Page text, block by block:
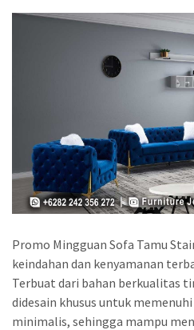
Promo Mingguan Sofa Tamu
keindahan dan kenyamanan
Terbuat dari bahan berkualitas
didesain khusus untuk
minimalis, sehingga mampu